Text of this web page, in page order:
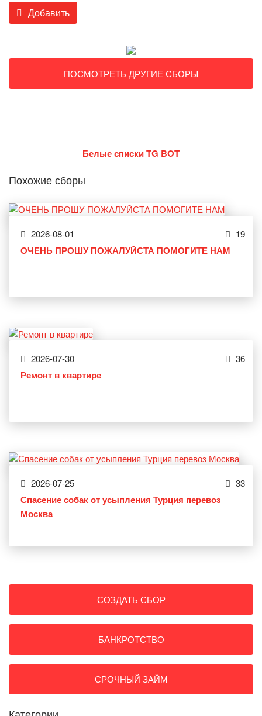
Добавить
ПОСМОТРЕТЬ ДРУГИЕ СБОРЫ
Белые списки TG BOT
Похожие сборы
2026-08-01 19
ОЧЕНЬ ПРОШУ ПОЖАЛУЙСТА ПОМОГИТЕ НАМ
2026-07-30 36
Ремонт в квартире
2026-07-25 33
Спасение собак от усыпления Турция перевоз
Москва
СОЗДАТЬ СБОР
БАНКРОТСТВО
СРОЧНЫЙ ЗАЙМ